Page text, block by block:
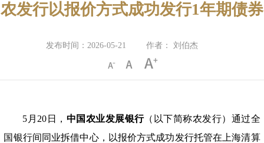
农发行以报价方式成功发行1年期债券
发布时间：2026-05-21 作者： 刘伯杰
5月20日， 中国农业发展银行（以下简称农发行）通过全
国银行间同业拆借中心，以报价方式成功发行托管在上海清算